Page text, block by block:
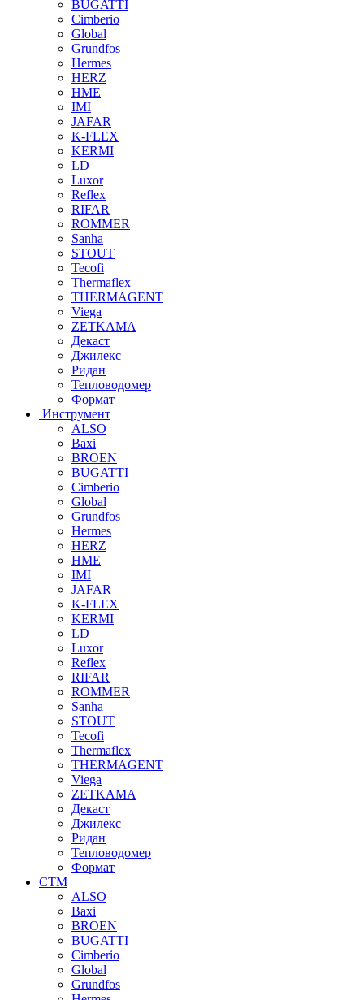
BUGATTI
Cimberio
Global
Grundfos
Hermes
HERZ
HME
IMI
JAFAR
K-FLEX
KERMI
LD
Luxor
Reflex
RIFAR
ROMMER
Sanha
STOUT
Tecofi
Thermaflex
THERMAGENT
Viega
ZETKAMA
Декаст
Джилекс
Ридан
Тепловодомер
Формат
Инструмент
ALSO
Baxi
BROEN
BUGATTI
Cimberio
Global
Grundfos
Hermes
HERZ
HME
IMI
JAFAR
K-FLEX
KERMI
LD
Luxor
Reflex
RIFAR
ROMMER
Sanha
STOUT
Tecofi
Thermaflex
THERMAGENT
Viega
ZETKAMA
Декаст
Джилекс
Ридан
Тепловодомер
Формат
СТМ
ALSO
Baxi
BROEN
BUGATTI
Cimberio
Global
Grundfos